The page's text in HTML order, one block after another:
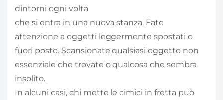
dintorni ogni volta
che si entra in una nuova stanza. Fate
attenzione a oggetti leggermente spostati o
fuori posto. Scansionate qualsiasi oggetto non
essenziale che trovate o qualcosa che sembra
insolito.
In alcuni casi, chi mette le cimici in fretta può